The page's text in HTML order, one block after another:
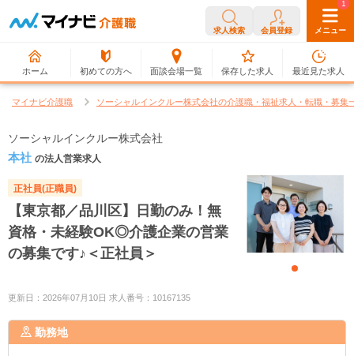
求人検索 会員登録 メニュー
ホーム 初めての方へ 面談会場一覧
0
保存した求人
1
最近見た求人
マイナビ介護職 ソーシャルインクルー株式会社の介護職・福祉求人・転職・募集
ソーシャルインクルー株式会社
本社 の法人営業求人
正社員(正職員)
【東京都／品川区】日勤のみ！無
資格・未経験OK◎介護企業の営業
の募集です♪＜正社員＞
更新日：2026年07月10日 求人番号：10167135
勤務地